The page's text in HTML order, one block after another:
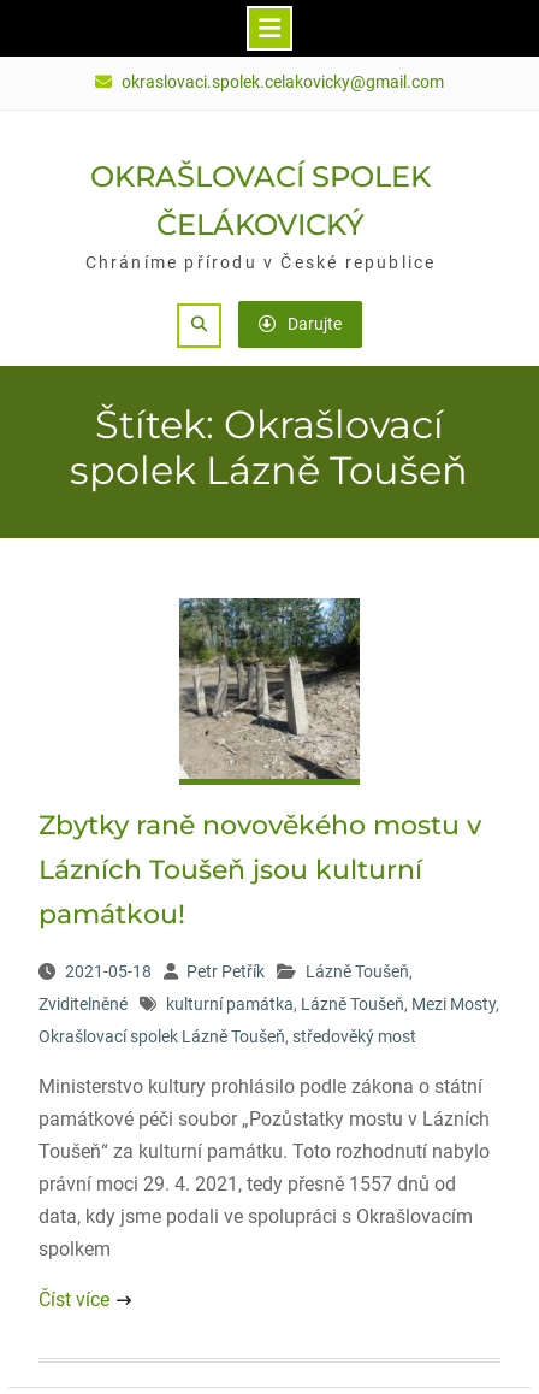
okraslovaci.spolek.celakovicky@gmail.com
OKRAŠLOVACÍ SPOLEK
ČELÁKOVICKÝ
Chráníme přírodu v České republice
Search Darujte
Štítek: Okrašlovací
spolek Lázně Toušeň
Zbytky raně novověkého mostu v
Lázních Toušeň jsou kulturní
památkou!
2021-05-18 Petr Petřík Lázně Toušeň,
Zviditelněné
kulturní památka, Lázně Toušeň, Mezi Mosty,
Okrašlovací spolek Lázně Toušeň, středověký most
Ministerstvo kultury prohlásilo podle zákona o státní
památkové péči soubor „Pozůstatky mostu v Lázních
Toušeň“ za kulturní památku. Toto rozhodnutí nabylo
právní moci 29. 4. 2021, tedy přesně 1557 dnů od
data, kdy jsme podali ve spolupráci s Okrašlovacím
spolkem
Číst více